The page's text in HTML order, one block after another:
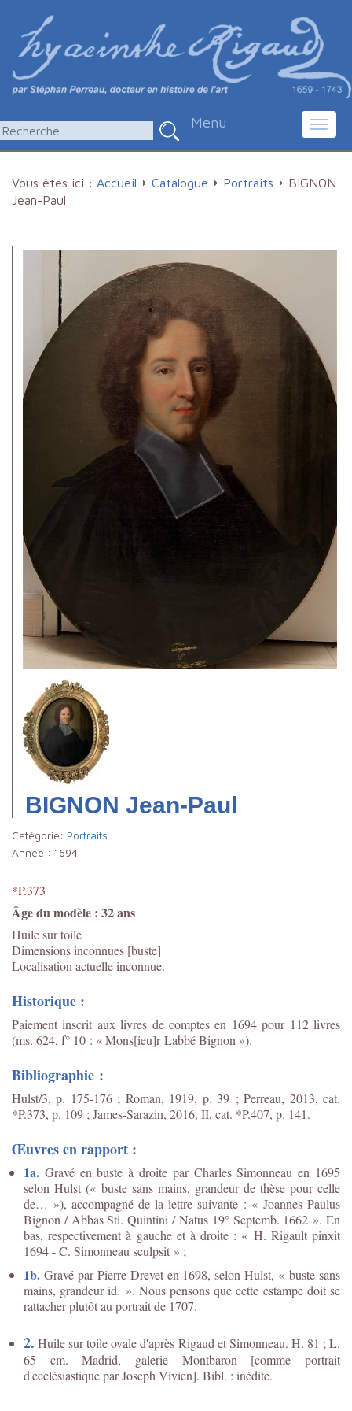
Menu
Vous êtes ici : Accueil Catalogue Portraits
BIGNON
Jean-Paul
BIGNON Jean-Paul
Catégorie: Portraits
Année : 1694
*P.373
Âge du modèle : 32 ans
Huile sur toile
Dimensions inconnues [buste]
Localisation actuelle inconnue.
Historique :
Paiement inscrit aux livres de comptes en 1694 pour 112 livres
(ms. 624, f° 10 : « Mons[ieu]r Labbé Bignon »).
Bibliographie :
Hulst/3, p. 175-176 ; Roman, 1919, p. 39 ; Perreau, 2013, cat.
*P.373, p. 109 ; James-Sarazin, 2016, II, cat. *P.407, p. 141.
Œuvres en rapport :
1a. Gravé en buste à droite par Charles Simonneau en 1695
selon Hulst (« buste sans mains, grandeur de thèse pour celle
de… »), accompagné de la lettre suivante : « Joannes Paulus
Bignon / Abbas Sti. Quintini / Natus 19° Septemb. 1662 ». En
bas, respectivement à gauche et à droite : « H. Rigault pinxit
1694 - C. Simonneau sculpsit » ;
1b. Gravé par Pierre Drevet en 1698, selon Hulst, « buste sans
mains, grandeur id. ». Nous pensons que cette estampe doit se
rattacher plutôt au portrait de 1707.
2. Huile sur toile ovale d'après Rigaud et Simonneau. H. 81 ; L.
65 cm. Madrid, galerie Montbaron [comme portrait
d'ecclésiastique par Joseph Vivien]. Bibl. : inédite.